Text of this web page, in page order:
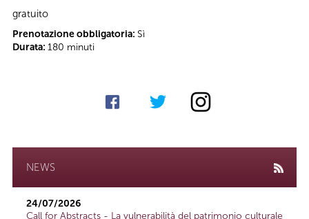
gratuito
Prenotazione obbligatoria: Sì
Durata: 180 minuti
NEWS
24/07/2026
Call for Abstracts - La vulnerabilità del patrimonio culturale